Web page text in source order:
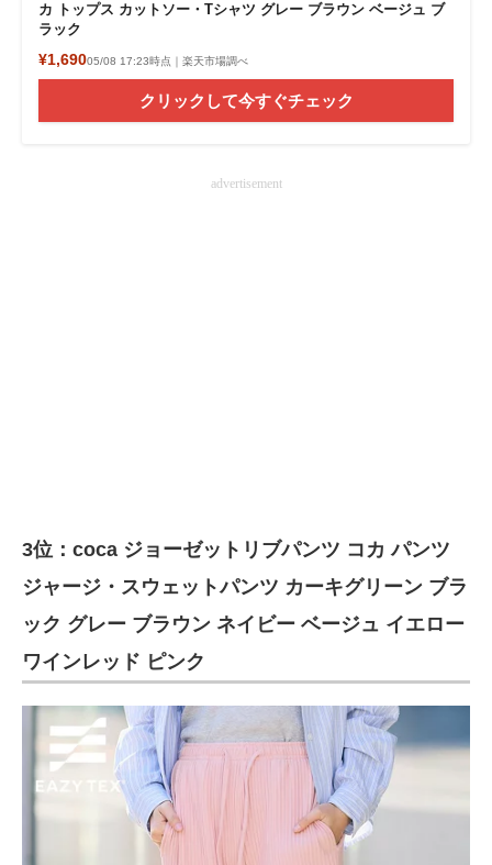
カ トップス カットソー・Tシャツ グレー ブラウン ベージュ ブ
ラック
¥1,69005/08 17:23時点｜楽天市場調べ
クリックして今すぐチェック
advertisement
3位：coca ジョーゼットリブパンツ コカ パンツ
ジャージ・スウェットパンツ カーキグリーン ブラ
ック グレー ブラウン ネイビー ベージュ イエロー
ワインレッド ピンク